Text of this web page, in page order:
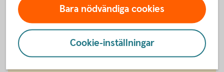
Premiepension – en del av
allmän pension
Bara nödvändiga cookies
Cookie-inställningar